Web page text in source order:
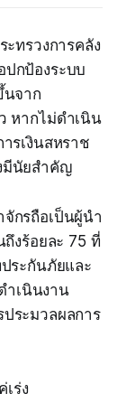
ะทรวงการคลัง
ปกป้องระบบ
นจาก
หากไม่ดำเนิน
รเงินสหราช
มีนัยสำคัญ
กรถือเป็นผู้นำ
งร้อยละ 75 ที่
ระกันภัยและ
ำเนินงาน
ระมวลผลการ
ร่ง